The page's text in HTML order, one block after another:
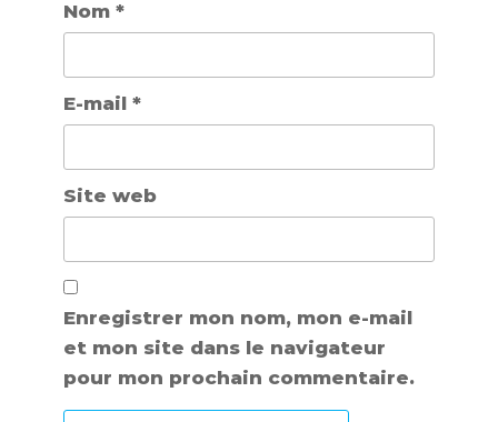
Nom *
E-mail *
Site web
Enregistrer mon nom, mon e-mail
et mon site dans le navigateur
pour mon prochain commentaire.